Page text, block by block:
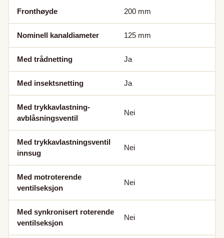
Fronthøyde 200 mm
Nominell kanaldiameter 125 mm
Med trådnetting Ja
Med insektsnetting Ja
Med trykkavlastning-
avblåsningsventil
Nei
Med trykkavlastningsventil
innsug
Nei
Med motroterende
ventilseksjon
Nei
Med synkronisert roterende
ventilseksjon
Nei